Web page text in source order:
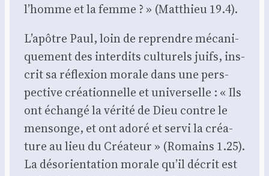
l’homme et la femme ? » (Mat­thieu 19.4).
L’apôtre Paul, loin de reprendre méca­ni­
que­ment des inter­dits cultu­rels juifs, ins­
crit sa réflexion morale dans une pers­
pec­tive créa­tion­nelle et uni­ver­selle : « Ils
ont échan­gé la véri­té de Dieu contre le
men­songe, et ont ado­ré et ser­vi la créa­
ture au lieu du Créa­teur » (Romains 1.25).
La déso­rien­ta­tion morale qu’il décrit est